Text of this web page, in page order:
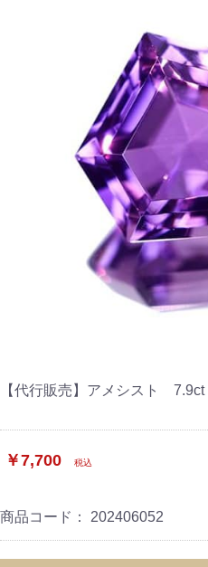
【代行販売】アメシスト
￥7,700 税込
商品コード： 202406052